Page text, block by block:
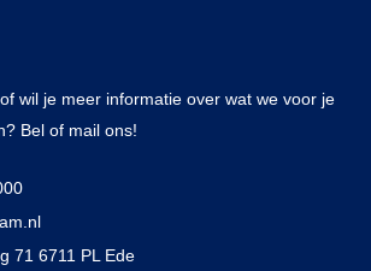
wil je meer informatie over wat we voor je
Bel of mail ons!
71 6711 PL Ede